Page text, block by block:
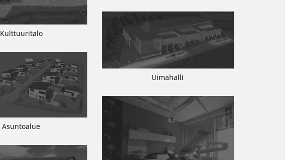
Kulttuuritalo
Uimahalli
Asuntoalue